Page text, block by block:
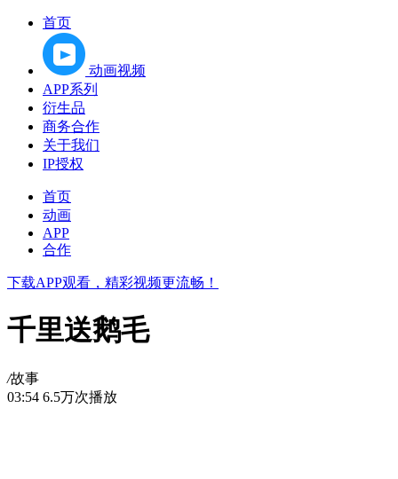
首页
动画视频
APP系列
衍生品
商务合作
关于我们
IP授权
首页
动画
APP
合作
下载APP观看，精彩视频更流畅！
千里送鹅毛
/故事
03:54 6.5万次播放